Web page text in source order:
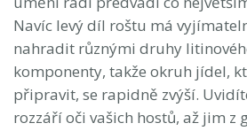
Navíc levý díl roštu má
nahradit různými druhy
komponenty, takže okruh jídel,
připravit, se rapidně zvýší.
rozzáří oči vašich hostů, až jim z